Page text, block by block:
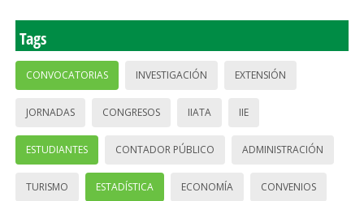
Tags
CONVOCATORIAS INVESTIGACIÓN EXTENSIÓN
JORNADAS CONGRESOS IIATA IIE
ESTUDIANTES CONTADOR PÚBLICO ADMINISTRACIÓN
TURISMO ESTADÍSTICA ECONOMÍA CONVENIOS